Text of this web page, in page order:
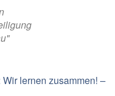
lernen zusammen! –